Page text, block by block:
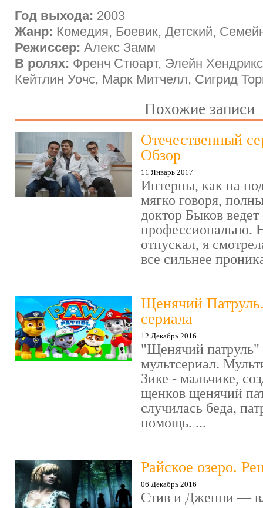
Год выхода: 2003
Жанр: Комедия, Боевик, Детский,
Режиссер: Алекс Замм
В ролях: Френч Стюарт, Элейн
Кейтлин Уочс, Марк Митчелл, Сигрид
Похожие записи
Отечественный
Обзор
11 Январь 2017
Интерны, как на
мягко говоря,
доктор Быков ведет
профессионально.
отпускал, я
все сильнее
Щенячий
сериала
12 Декабрь 2016
"Щенячий патруль"
мультсериал.
Зике - мальчике,
щенков щенячий
случилась беда,
помощь. ...
Райское озеро.
06 Декабрь 2016
Стив и Дженни —